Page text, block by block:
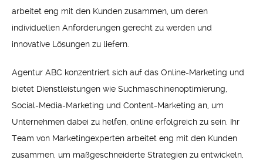
arbeitet eng mit den Kunden zusammen, um deren
individuellen Anforderungen gerecht zu werden und
innovative Lösungen zu liefern.
Agentur ABC konzentriert sich auf das Online-Marketing und
bietet Dienstleistungen wie Suchmaschinenoptimierung,
Social-Media-Marketing und Content-Marketing an, um
Unternehmen dabei zu helfen, online erfolgreich zu sein. Ihr
Team von Marketingexperten arbeitet eng mit den Kunden
zusammen, um maßgeschneiderte Strategien zu entwickeln,